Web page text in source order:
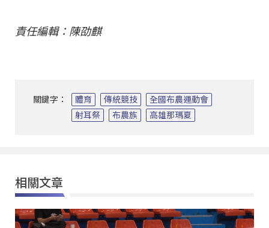
責任編輯：陳劭麒
關鍵字： 體育 傳統競技
全國布農運動會
射耳祭
布農族 高雄那瑪夏
相關文章